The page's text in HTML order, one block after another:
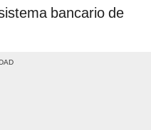
bancario de